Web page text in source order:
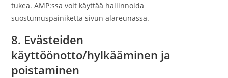
tukea. AMP:ssa voit käyttää hallinnoida
suostumuspainiketta sivun alareunassa.
8. Evästeiden
käyttöönotto/hylkääminen ja
poistaminen